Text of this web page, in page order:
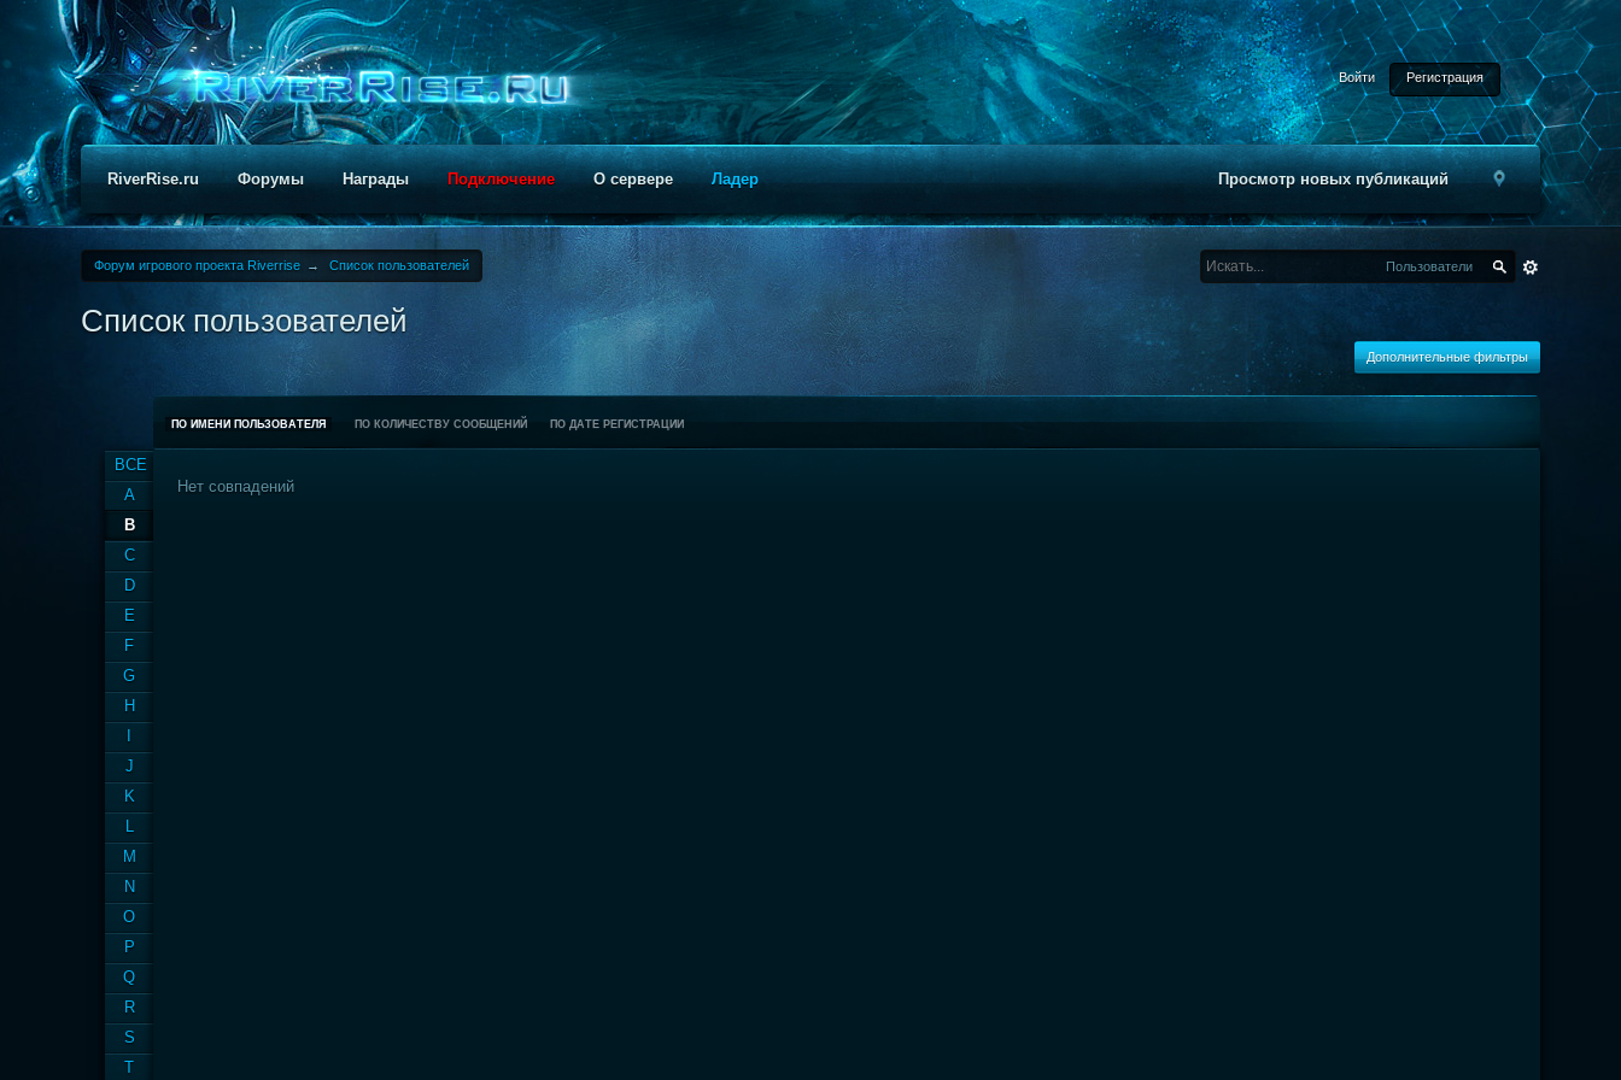
Войти Регистрация
Просмотр новых публикаций
RiverRise.ru Форумы Награды Подключение О сервере Ладер
Форум игрового проекта Riverrise → Список пользователей Пользователи
Список пользователей
Дополнительные фильтры
ВСЕ
A
B
C
D
E
F
G
H
J
K
L
M
N
O
P
Q
R
S
T
ПО ИМЕНИ ПОЛЬЗОВАТЕЛЯ ПО КОЛИЧЕСТВУ СООБЩЕНИЙ ПО ДАТЕ РЕГИСТРАЦИИ
Нет совпадений